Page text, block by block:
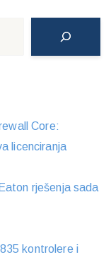
Core:
licenciranja
rješenja sada
kontrolere i